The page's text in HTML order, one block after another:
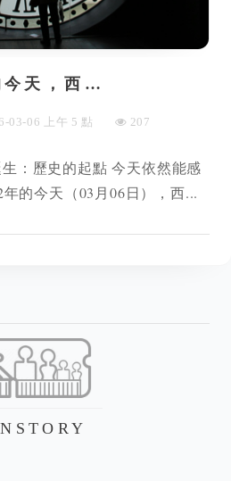
今天，西…
03-06 上午 5 點 207
：歷史的起點 今天依然能感
的今天（03月06日），西...